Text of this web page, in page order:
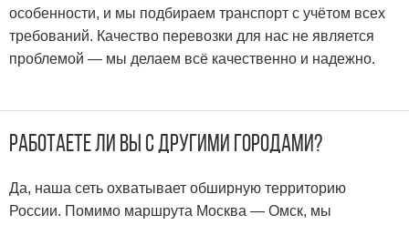
особенности, и мы подбираем транспорт с учётом всех
требований. Качество перевозки для нас не является
проблемой — мы делаем всё качественно и надежно.
Работаете ли вы с другими городами?
Да, наша сеть охватывает обширную территорию
России. Помимо маршрута Москва — Омск, мы